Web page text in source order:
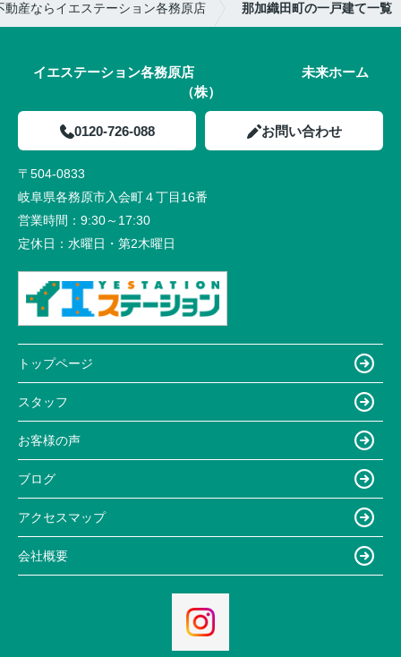
動産ならイエステーション各務原店 那加織田町の一戸建て一覧
イエステーション各務原店 未来ホーム
（株）
0120-726-088 お問い合わせ
〒504-0833
岐阜県各務原市入会町４丁目16番
営業時間： 9:30～17:30
定休日： 水曜日・第2木曜日
トップページ
スタッフ
お客様の声
ブログ
アクセスマップ
会社概要